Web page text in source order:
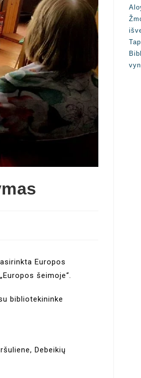
Europos
šeimoje“.
bibliotekininke
Debeikių